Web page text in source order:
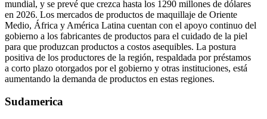
mundial, y se prevé que crezca hasta los 1290 millones de dólares
en 2026. Los mercados de productos de maquillaje de Oriente
Medio, África y América Latina cuentan con el apoyo continuo del
gobierno a los fabricantes de productos para el cuidado de la piel
para que produzcan productos a costos asequibles. La postura
positiva de los productores de la región, respaldada por préstamos
a corto plazo otorgados por el gobierno y otras instituciones, está
aumentando la demanda de productos en estas regiones.
Sudamerica